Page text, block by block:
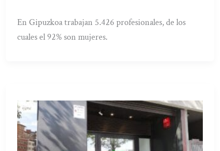
En Gipuzkoa trabajan 5.426 profesionales, de los
cuales el 92% son mujeres.